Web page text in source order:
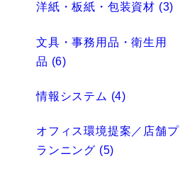
洋紙・板紙・包装資材 (3)
文具・事務用品・衛生用
品 (6)
情報システム (4)
オフィス環境提案／店舗プ
ランニング (5)